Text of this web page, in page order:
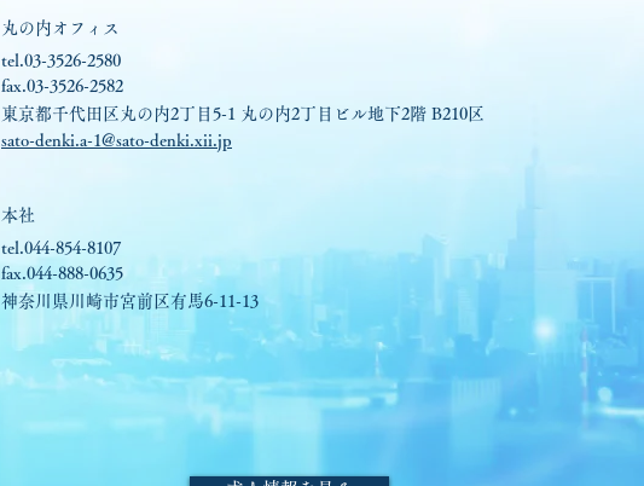
丸の内オフィス
tel.03-3526-2580
fax.03-3526-2582
東京都千代田区丸の内2丁目5-1 丸の内2丁目ビル地下2階 B210区
sato-denki.a-1@sato-denki.xii.jp
本社
tel.044-854-8107
fax.044-888-0635
神奈川県川崎市宮前区有馬6-11-13